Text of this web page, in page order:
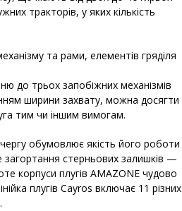
тракторів, у яких кількість
та рами, елементів гряділя
до трьох запобіжних механізмів
ширини захвату, можна досягти
тим чи іншим вимогам.
обумовлює якість його роботи
загортання стерньових залишків —
корпуси плугів AMAZONE чудово
плугів Cayros включає 11 різних